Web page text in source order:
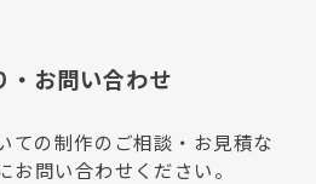
・お問い合わせ
ての制作のご相談・お見積な
お問い合わせください。